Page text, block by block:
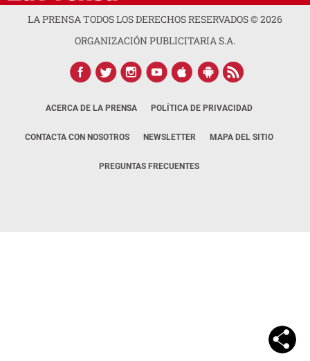
LA PRENSA TODOS LOS DERECHOS RESERVADOS ©2026
ORGANIZACIÓN PUBLICITARIA S.A.
ACERCA DE LA PRENSA POLÍTICA DE PRIVACIDAD
CONTACTA CON NOSOTROS NEWSLETTER MAPA DEL SITIO
PREGUNTAS FRECUENTES